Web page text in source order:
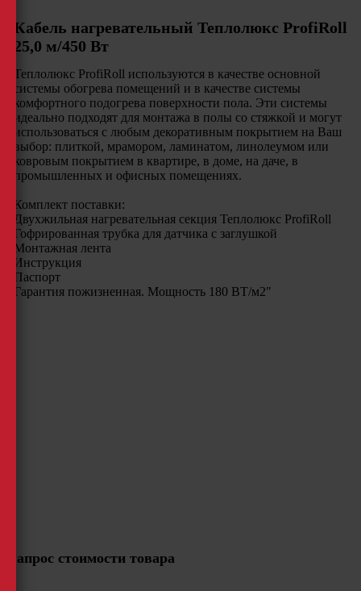
Кабель нагревательный Теплолюкс ProfiRoll
25,0 м/450 Вт
Теплолюкс ProfiRoll используются в качестве основной
системы обогрева помещений и в качестве системы
комфортного подогрева поверхности пола. Эти системы
идеально подходят для монтажа в полы со стяжкой и могут
использоваться с любым декоративным покрытием на Ваш
выбор: плиткой, мрамором, ламинатом, линолеумом или
ковровым покрытием в квартире, в доме, на даче, в
промышленных и офисных помещениях.
Комплект поставки:
Двухжильная нагревательная секция Теплолюкс ProfiRoll
Гофрированная трубка для датчика с заглушкой
Монтажная лента
Инструкция
Паспорт
Гарантия пожизненная. Мощность 180 ВТ/м2"
Запрос стоимости товара